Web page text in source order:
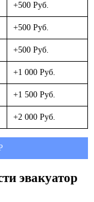
+500 Руб.
+500 Руб.
+500 Руб.
+1 000 Руб.
+1 500 Руб.
+2 000 Руб.
эвакуатор